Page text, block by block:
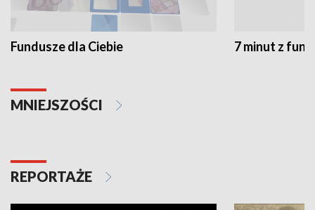
Fundusze dla Ciebie 7 minut z
MNIEJSZOŚCI
REPORTAŻE